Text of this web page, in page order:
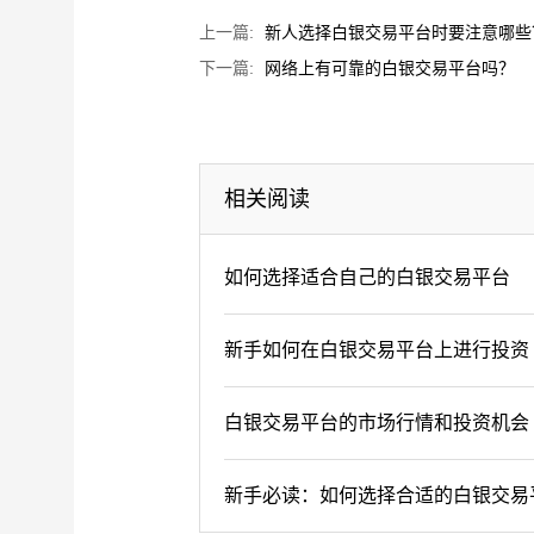
上一篇:
新人选择白银交易平台时要注意哪
下一篇:
网络上有可靠的白银交易平台吗？
相关阅读
如何选择适合自己的白银交易平台
新手如何在白银交易平台上进行投资
白银交易平台的市场行情和投资机会
新手必读：如何选择合适的白银交易